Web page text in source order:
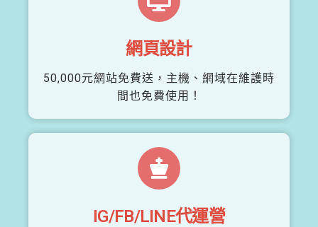
網頁設計
50,000元網站免費送，主機、網域在維護時
間也免費使用！
IG/FB/LINE代運營